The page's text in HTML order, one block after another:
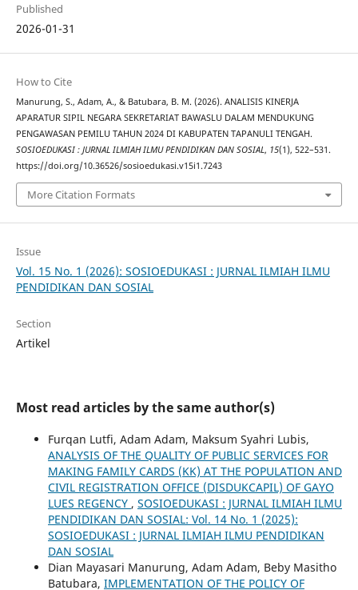
Published
2026-01-31
How to Cite
Manurung, S., Adam, A., & Batubara, B. M. (2026). ANALISIS KINERJA
APARATUR SIPIL NEGARA SEKRETARIAT BAWASLU DALAM MENDUKUNG
PENGAWASAN PEMILU TAHUN 2024 DI KABUPATEN TAPANULI TENGAH.
SOSIOEDUKASI : JURNAL ILMIAH ILMU PENDIDIKAN DAN SOSIAL, 15(1), 522–531.
https://doi.org/10.36526/sosioedukasi.v15i1.7243
More Citation Formats
Issue
Vol. 15 No. 1 (2026): SOSIOEDUKASI : JURNAL ILMIAH ILMU
PENDIDIKAN DAN SOSIAL
Section
Artikel
Most read articles by the same author(s)
Furqan Lutfi, Adam Adam, Maksum Syahri Lubis,
ANALYSIS OF THE QUALITY OF PUBLIC SERVICES FOR
MAKING FAMILY CARDS (KK) AT THE POPULATION AND
CIVIL REGISTRATION OFFICE (DISDUKCAPIL) OF GAYO
LUES REGENCY , SOSIOEDUKASI : JURNAL ILMIAH ILMU
PENDIDIKAN DAN SOSIAL: Vol. 14 No. 1 (2025):
SOSIOEDUKASI : JURNAL ILMIAH ILMU PENDIDIKAN
DAN SOSIAL
Dian Mayasari Manurung, Adam Adam, Beby Masitho
Batubara, IMPLEMENTATION OF THE POLICY OF